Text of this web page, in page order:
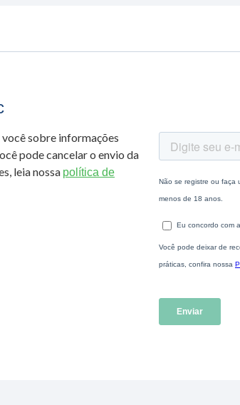
sobre informações
pode cancelar o envio da
leia nossa política de